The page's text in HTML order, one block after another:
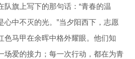
队旗上写下的那句话：“青春的温
心中不灭的光。”当夕阳西下，志愿
色马甲在余晖中格外耀眼。他们知
场爱的接力；每一次行动，都在为青